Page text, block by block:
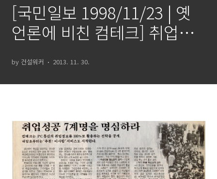
[국민일보 1998/11/23 | 옛
언론에 비친 컴테크] 취업성
by 건설워커 2013. 11. 30.